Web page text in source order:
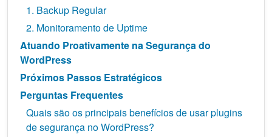
1. Backup Regular
2. Monitoramento de Uptime
Atuando Proativamente na Segurança do
WordPress
Próximos Passos Estratégicos
Perguntas Frequentes
Quais são os principais benefícios de usar plugins
de segurança no WordPress?